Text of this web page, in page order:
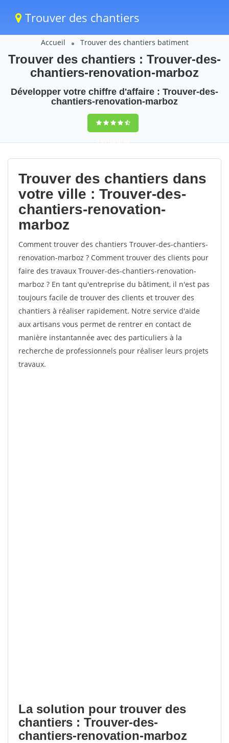
Trouver des chantiers
Accueil Trouver des chantiers batiment
Trouver des chantiers : Trouver-des-
chantiers-renovation-marboz
Développer votre chiffre d'affaire : Trouver-des-
chantiers-renovation-marboz
9,5(100%)80
votes
Trouver des chantiers dans
votre ville : Trouver-des-
chantiers-renovation-
marboz
Comment trouver des chantiers Trouver-des-chantiers-
renovation-marboz ? Comment trouver des clients pour
faire des travaux Trouver-des-chantiers-renovation-
marboz ? En tant qu'entreprise du bâtiment, il n'est pas
toujours facile de trouver des clients et trouver des
chantiers à réaliser rapidement. Notre service d'aide
aux artisans vous permet de rentrer en contact de
manière instantannée avec des particuliers à la
recherche de professionnels pour réaliser leurs projets
travaux.
La solution pour trouver des
chantiers : Trouver-des-
chantiers-renovation-marboz